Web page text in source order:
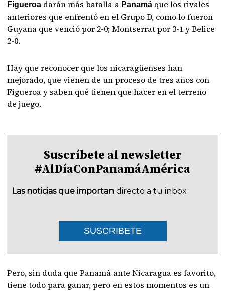
Figueroa darán más batalla a Panamá que los rivales
anteriores que enfrentó en el Grupo D, como lo fueron
Guyana que venció por 2-0; Montserrat por 3-1 y Belice
2-0.
Hay que reconocer que los nicaragüenses han
mejorado, que vienen de un proceso de tres años con
Figueroa y saben qué tienen que hacer en el terreno
de juego.
Suscríbete al newsletter
#AlDíaConPanamáAmérica
Las noticias que importan directo a tu inbox
SUSCRIBETE
Pero, sin duda que Panamá ante Nicaragua es favorito,
tiene todo para ganar, pero en estos momentos es un